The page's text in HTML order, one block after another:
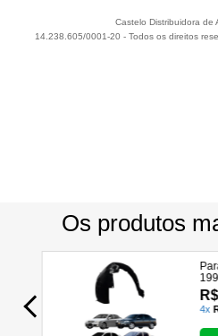
Utilizamos seus dados para
Castelo Distribuidora de
14.238.605/0001-20 - Todos os direitos